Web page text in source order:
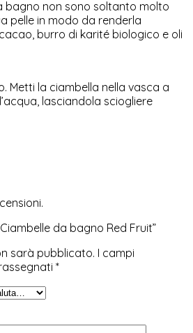
bagno non sono soltanto molto
pelle in modo da renderla
burro di karité biologico e oli
Metti la ciambella nella vasca a
lasciandola sciogliere
da bagno Red Fruit”
sarà pubblicato. I campi
*